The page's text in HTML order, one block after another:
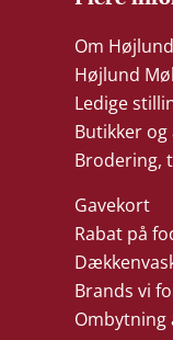
Om
Højlund
Ledige
Butikker
Brodering,
Gavekort
Rabat på
Brands vi
Ombytning